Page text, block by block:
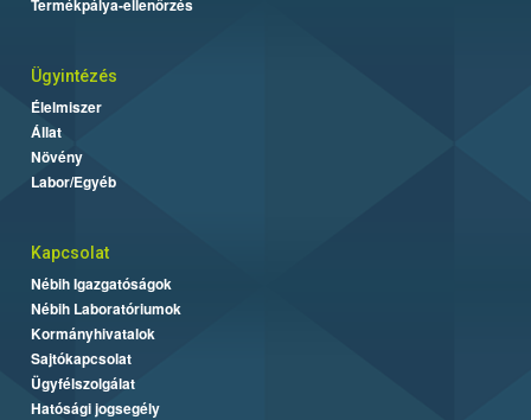
Termékpálya-ellenőrzés
Ügyintézés
Élelmiszer
Állat
Növény
Labor/Egyéb
Kapcsolat
Nébih Igazgatóságok
Nébih Laboratóriumok
Kormányhivatalok
Sajtókapcsolat
Ügyfélszolgálat
Hatósági jogsegély